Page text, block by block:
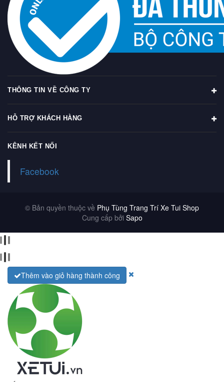
THÔNG TIN VỀ CÔNG TY
HỖ TRỢ KHÁCH HÀNG
KÊNH KẾT NỐI
Facebook
© Bản quyền thuộc về Phụ Tùng Trang Trí Xe Tui Shop
Cung cấp bởi Sapo
Thêm vào giỏ hàng thành công